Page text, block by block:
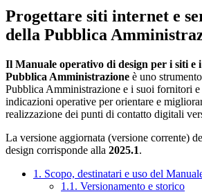
Progettare siti internet e
della Pubblica
Il Manuale operativo di design per i siti e
Pubblica Amministrazione è uno
Pubblica Amministrazione e i suoi fornitori
indicazioni operative per orientare e
realizzazione dei punti di contatto digitali
La versione aggiornata (versione corrente)
design corrisponde alla 2025.1.
1. Scopo, destinatari e uso del
1.1. Versionamento e storico